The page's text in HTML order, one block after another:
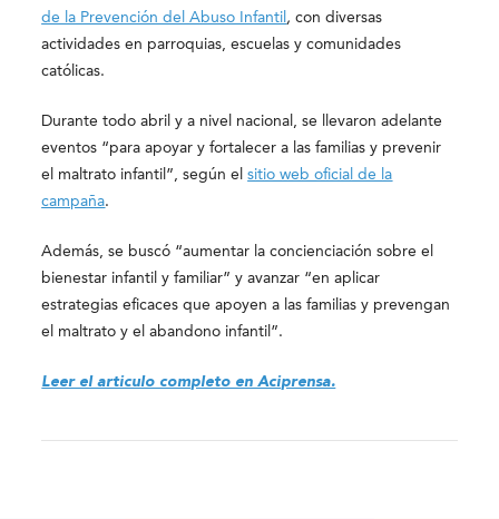
de la Prevención del Abuso Infantil , con diversas
actividades en parroquias, escuelas y comunidades
católicas.
Durante todo abril y a nivel nacional, se llevaron adelante
eventos “para apoyar y fortalecer a las familias y prevenir
el maltrato infantil”, según elsitio web oficial de la
campaña.
Además, se buscó “aumentar la concienciación sobre el
bienestar infantil y familiar” y avanzar “en aplicar
estrategias eficaces que apoyen a las familias y prevengan
el maltrato y el abandono infantil”.
Leer el articulo completo en Aciprensa.